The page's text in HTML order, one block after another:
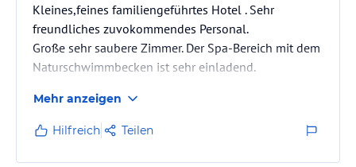
Kleines,feines familiengeführtes Hotel . Sehr
freundliches zuvokommendes Personal.
Große sehr saubere Zimmer. Der Spa-Bereich mit dem
Naturschwimmbecken ist sehr einladend.
Mehr anzeigen
Hilfreich Teilen